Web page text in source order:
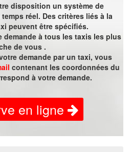
disposition un système de
réel. Des critères liés à la
peuvent être spécifiés.
demande à tous les taxis les plus
de vous .
demande par un taxi, vous
contenant les coordonnées du
à votre demande.
en ligne